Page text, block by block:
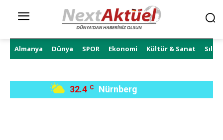
Almanya Dünya SPOR Ekonomi Kültür & Sanat Sıla
32.4 C Nürnberg